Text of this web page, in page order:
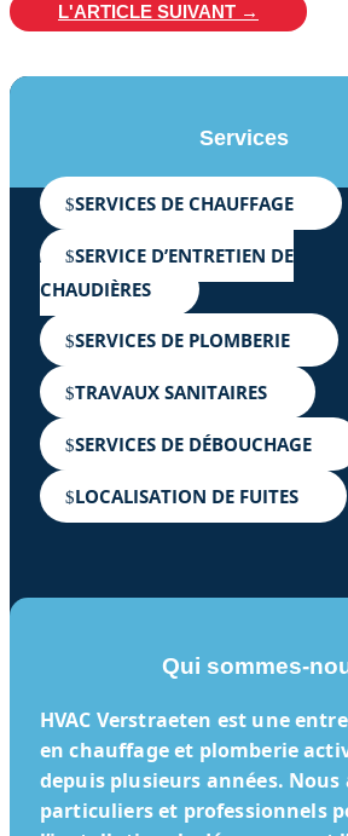
L'ARTICLE SUIVANT →
Services
SERVICES DE CHAUFFAGE
SERVICE D’ENTRETIEN DE
CHAUDIÈRES
SERVICES DE PLOMBERIE
TRAVAUX SANITAIRES
SERVICES DE DÉBOUCHAGE
LOCALISATION DE FUITES
Qui sommes-
HVAC Verstraeten est une
en chauffage et plomberie
depuis plusieurs années.
particuliers et professionnels